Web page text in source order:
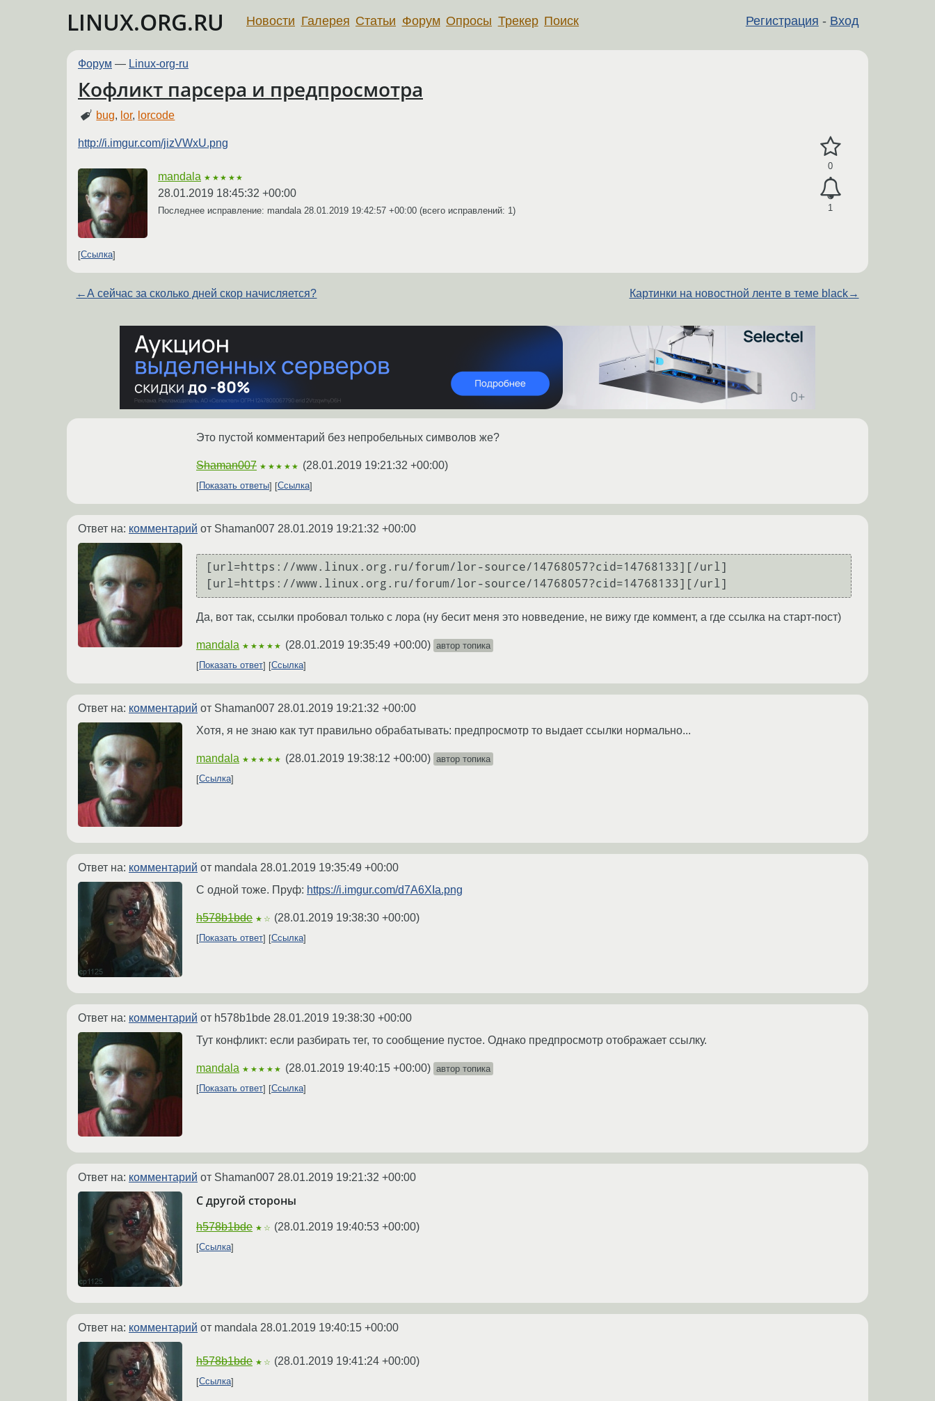
LINUX.ORG.RU Регистрация - Вход
Новости Галерея Статьи Форум Опросы Трекер Поиск
Форум — Linux-org-ru
Кофликт парсера и предпросмотра
bug, lor, lorcode
0
1
http://i.imgur.com/jizVWxU.png
mandala ★★★★★
28.01.2019 18:45:32 +00:00
Последнее исправление: mandala 28.01.2019 19:42:57 +00:00 (всего исправлений: 1)
Ссылка
←А сейчас за сколько дней скор начисляется? Картинки на новостной ленте в теме black→
Это пустой комментарий без непробельных символов же?
Shaman007 ★★★★★ (28.01.2019 19:21:32 +00:00)
Показать ответы Ссылка
Ответ на: комментарий от Shaman007 28.01.2019 19:21:32 +00:00
[url=https://www.linux.org.ru/forum/lor-source/14768057?cid=14768133][/url]
[url=https://www.linux.org.ru/forum/lor-source/14768057?cid=14768133][/url]
Да, вот так, ссылки пробовал только с лора (ну бесит меня это новведение, не вижу где коммент, а где ссылка на старт-пост)
mandala ★★★★★ (28.01.2019 19:35:49 +00:00) автор топика
Показать ответ
Ссылка
Ответ на: комментарий от Shaman007 28.01.2019 19:21:32 +00:00
Хотя, я не знаю как тут правильно обрабатывать: предпросмотр то выдает ссылки нормально...
mandala ★★★★★ (28.01.2019 19:38:12 +00:00) автор топика
Ссылка
Ответ на: комментарий от mandala 28.01.2019 19:35:49 +00:00
С одной тоже. Пруф: https://i.imgur.com/d7A6XIa.png
h578b1bde ★☆ (28.01.2019 19:38:30 +00:00)
Показать ответ Ссылка
Ответ на: комментарий от h578b1bde 28.01.2019 19:38:30 +00:00
Тут конфликт: если разбирать тег, то сообщение пустое. Однако предпросмотр отображает ссылку.
mandala ★★★★★ (28.01.2019 19:40:15 +00:00) автор топика
Показать ответ
Ссылка
Ответ на: комментарий от Shaman007 28.01.2019 19:21:32 +00:00
С другой стороны
h578b1bde ★☆ (28.01.2019 19:40:53 +00:00)
Ссылка
Ответ на: комментарий от mandala 28.01.2019 19:40:15 +00:00
h578b1bde ★☆ (28.01.2019 19:41:24 +00:00)
Ссылка